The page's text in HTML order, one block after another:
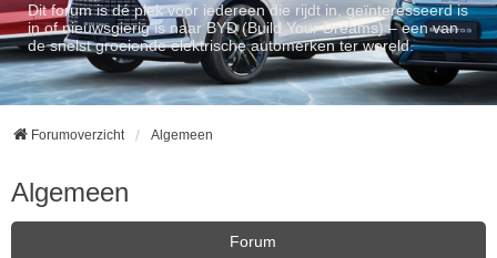
Dit forum is dé plek voor iedereen die rijdt in, geïnteresseerd is
in of nieuwsgierig is naar BYD (Build Your Dreams) – een van
de snelst groeiende elektrische automerken ter wereld.
Forumoverzicht Algemeen
Algemeen
Forum